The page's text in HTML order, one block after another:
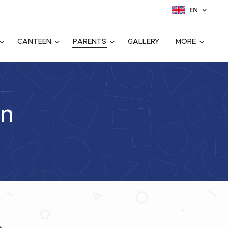
EN
CANTEEN PARENTS GALLERY MORE